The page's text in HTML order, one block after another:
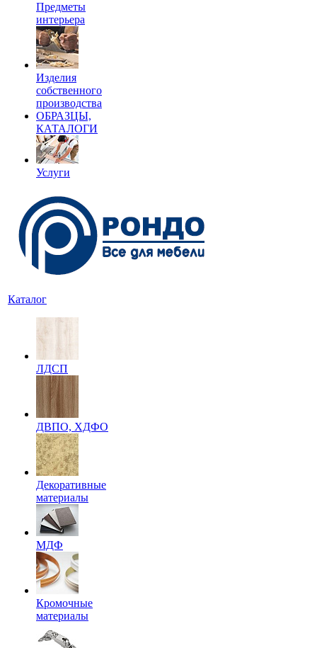
Предметы
интерьера
Изделия
собственного
производства
ОБРАЗЦЫ,
КАТАЛОГИ
Услуги
Каталог
ЛДСП
ДВПО, ХДФО
Декоративные
материалы
МДФ
Кромочные
материалы